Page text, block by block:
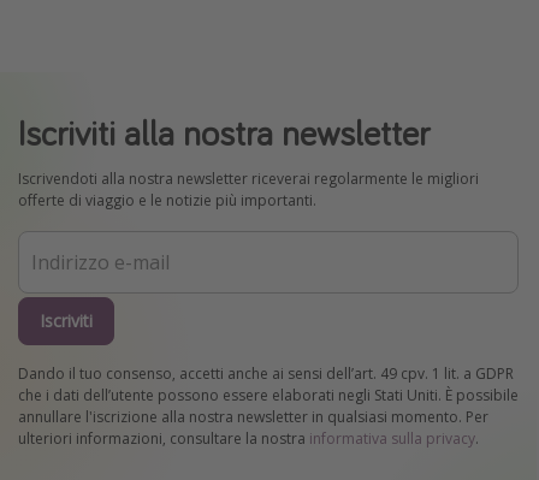
Iscriviti alla nostra newsletter
Iscrivendoti alla nostra newsletter riceverai regolarmente le migliori
offerte di viaggio e le notizie più importanti.
Iscriviti
Dando il tuo consenso, accetti anche ai sensi dell’art. 49 cpv. 1 lit. a GDPR
che i dati dell’utente possono essere elaborati negli Stati Uniti. È possibile
annullare l'iscrizione alla nostra newsletter in qualsiasi momento. Per
ulteriori informazioni, consultare la nostra informativa sulla privacy.